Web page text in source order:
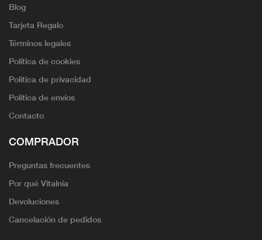
Blog
Tarjeta Regalo
Términos legales
Política de cookies
Política de privacidad
Política de envíos
Contacto
COMPRADOR
Preguntas frecuentes
Por qué Vitalnia
Devoluciones
Cancelación de pedidos